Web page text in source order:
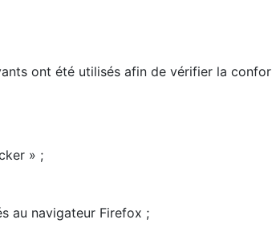
ont été utilisés afin de vérifier la
» ;
au navigateur Firefox ;